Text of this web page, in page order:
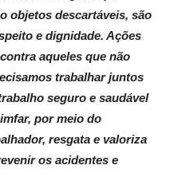
objetos descartáveis, são
e dignidade. Ações
aqueles que não
trabalhar juntos
seguro e saudável
por meio do
resgata e valoriza
os acidentes e